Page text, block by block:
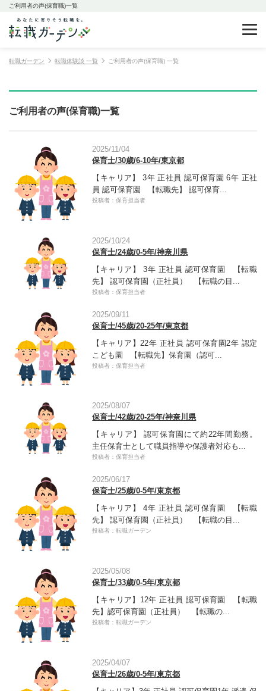
ご利用者の声(保育職)一覧
転職ガーデン 転職体験談 一覧 ご利用者の声(保育職) 一覧
ご利用者の声(保育職)一覧
2025/11/04
保育士/30歳/6-10年/東京都
【キャリア】 3年 正社員 認可保育園 6年 正社
員 認可保育園 【転職先】 認可保育...
投稿者：保育担当者
2025/10/24
保育士/24歳/0-5年/神奈川県
【キャリア】 3年 正社員 認可保育園 【転職
先】 認可保育園（正社員） 【転職の目...
投稿者：保育担当者
2025/09/11
保育士/45歳/20-25年/東京都
【キャリア】22年 正社員 認可保育園2年 認定
こども園 【転職先】保育園（認可...
投稿者：保育担当者
2025/08/07
保育士/42歳/20-25年/神奈川県
【キャリア】 認可保育園にて約22年間勤務。
主任保育士として職員指導や保護者対応も...
投稿者：保育担当者
2025/06/17
保育士/25歳/0-5年/東京都
【キャリア】 4年 正社員 認可保育園 【転職
先】 認可保育園（正社員） 【転職の目...
投稿者：転職ガーデン
2025/05/08
保育士/33歳/0-5年/東京都
【キャリア】12年 正社員 認可保育園 【転職
先】認可保育園（正社員） 【転職の...
投稿者：転職ガーデン
2025/04/07
保育士/26歳/0-5年/東京都